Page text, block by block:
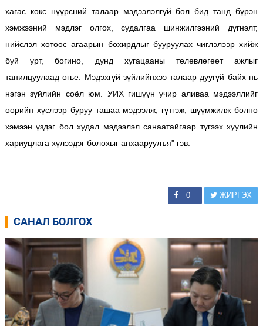
хагас кокс нүүрсний талаар мэдээлэлгүй бол бид танд бүрэн
хэмжээний мэдлэг олгох, судалгаа шинжилгээний дүгнэлт,
нийслэл хотоос агаарын бохирдлыг бууруулах чиглэлээр хийж
буй урт, богино, дунд хугацааны төлөвлөгөөт ажлыг
танилцуулаад өгье. Мэдэхгүй зүйлийнхээ талаар дуугүй байх нь
нэгэн зүйлийн соёл юм. УИХ гишүүн учир аливаа мэдээллийг
өөрийн хүслээр буруу ташаа мэдээлж, гүтгэж, шүүмжилж болно
хэмээн үздэг бол худал мэдээлэл санаатайгаар түгээх хуулийн
хариуцлага хүлээдэг болохыг анхааруулъя" гэв.
0 ЖИРГЭХ
САНАЛ БОЛГОХ